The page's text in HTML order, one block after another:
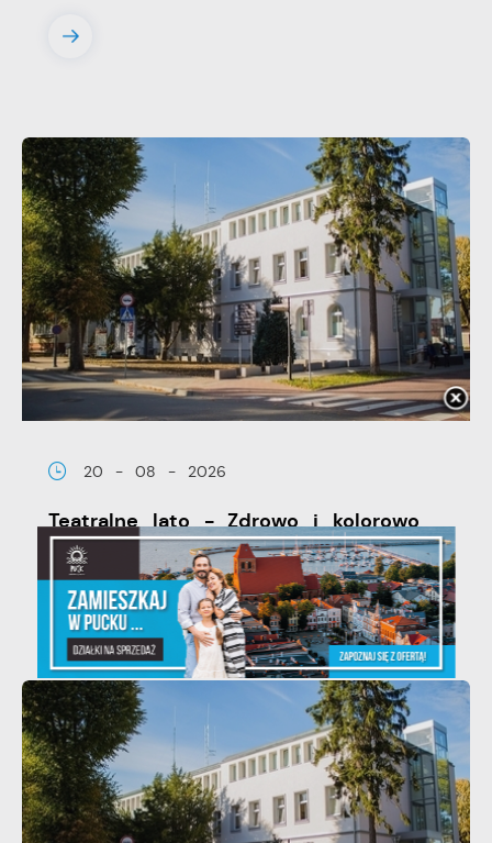
20 - 08 - 2026
Teatralne lato - Zdrowo i kolorowo